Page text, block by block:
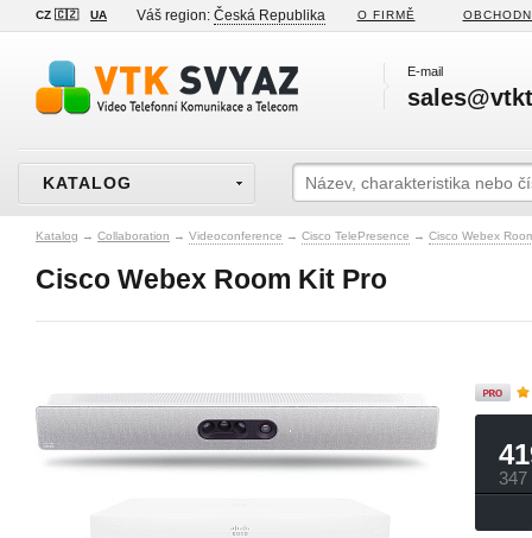
CZ 🇨🇿 UA Váš region: Česká Republika O FIRMĚ
E-mail
KATALOG
Katalog → Collaboration → Videoconference → Cisco TelePresence → Cisco Webex
Cisco Webex Room Kit Pro